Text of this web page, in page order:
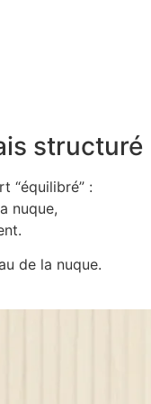
structuré
“équilibré” :
nuque,
de la nuque.